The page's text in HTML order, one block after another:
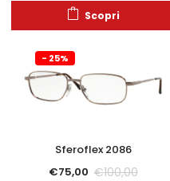
Scopri
- 25%
Sferoflex 2086
€75,00 €100,00